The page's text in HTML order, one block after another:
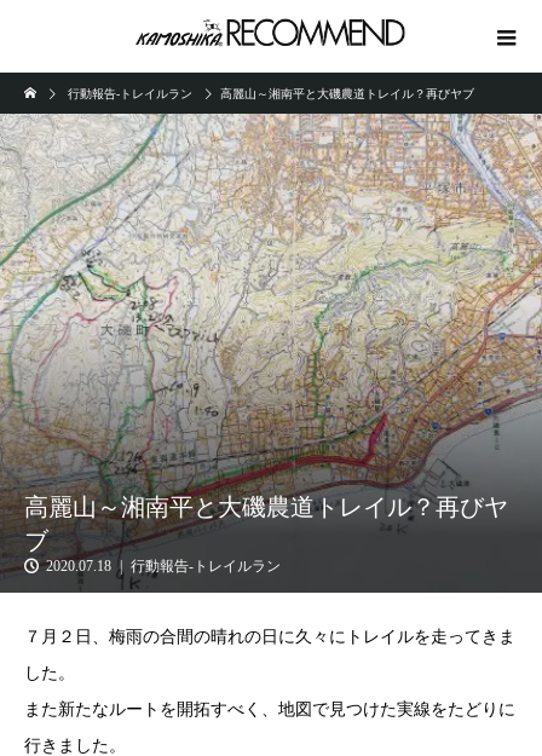
行動報告-トレイルラン 高麗山～湘南平と大磯農道トレイル？再びヤブ
高麗山～湘南平と大磯農道トレイル？再びヤ
ブ
2020.07.18 行動報告-トレイルラン
７月２日、梅雨の合間の晴れの日に久々にトレイルを走ってきま
した。
また新たなルートを開拓すべく、地図で見つけた実線をたどりに
行きました。